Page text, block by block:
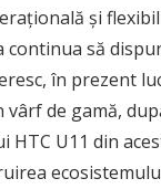
și
continua să
în prezent
de gamă,
HTC U11 din